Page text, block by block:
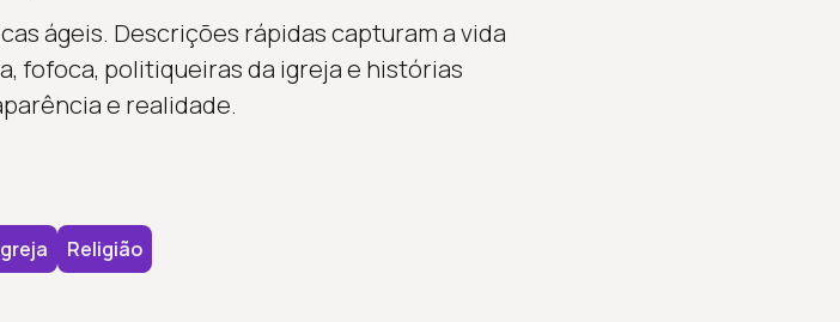
ágeis. Descrições rápidas capturam a vida
fofoca, politiqueiras da igreja e histórias
e realidade.
Religião